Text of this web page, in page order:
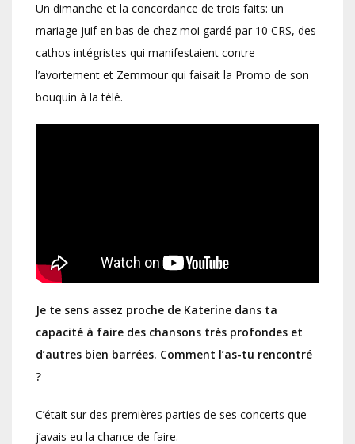
Un dimanche et la concordance de trois faits: un
mariage juif en bas de chez moi gardé par 10 CRS, des
cathos intégristes qui manifestaient contre
l’avortement et Zemmour qui faisait la Promo de son
bouquin à la télé.
Je te sens assez proche de Katerine dans ta
capacité à faire des chansons très profondes et
d’autres bien barrées. Comment l’as-tu rencontré
?
C’était sur des premières parties de ses concerts que
j’avais eu la chance de faire.